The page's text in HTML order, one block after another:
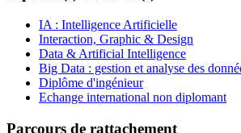
IA : Intelligence Artificielle
Interaction, Graphic & Design
Data & Artificial Intelligence
Big Data : gestion et analyse des
Diplôme d'ingénieur
Echange international non diplomant
Parcours de rattachement